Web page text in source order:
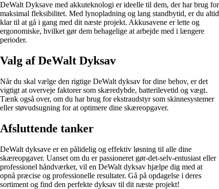
DeWalt Dyksave med akkuteknologi er ideelle til dem, der har brug for
maksimal fleksibilitet. Med lynopladning og lang standbytid, er du altid
klar til at gå i gang med dit næste projekt. Akkusavene er lette og
ergonomiske, hvilket gør dem behagelige at arbejde med i længere
perioder.
Valg af DeWalt Dyksav
Når du skal vælge den rigtige DeWalt dyksav for dine behov, er det
vigtigt at overveje faktorer som skæredybde, batterilevetid og vægt.
Tænk også over, om du har brug for ekstraudstyr som skinnesystemer
eller støvudsugning for at optimere dine skæreopgaver.
Afsluttende tanker
DeWalt dyksave er en pålidelig og effektiv løsning til alle dine
skæreopgaver. Uanset om du er passioneret gør-det-selv-entusiast eller
professionel håndværker, vil en DeWalt dyksav hjælpe dig med at
opnå præcise og professionelle resultater. Gå på opdagelse i deres
sortiment og find den perfekte dyksav til dit næste projekt!